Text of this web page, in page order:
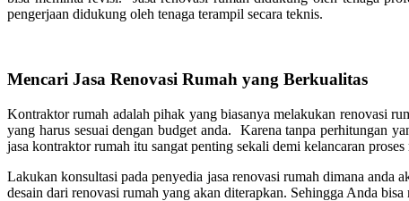
pengerjaan didukung oleh tenaga terampil secara teknis.
Mencari Jasa Renovasi Rumah yang Berkualitas
Kontraktor rumah adalah pihak yang biasanya melakukan renovasi
yang harus sesuai dengan budget anda. Karena tanpa perhitungan
jasa kontraktor rumah itu sangat penting sekali demi kelancaran proses
Lakukan konsultasi pada penyedia jasa renovasi rumah dimana anda
desain dari renovasi rumah yang akan diterapkan. Sehingga Anda